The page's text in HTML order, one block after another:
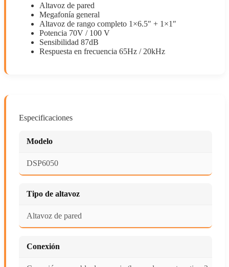
Altavoz de pared
Megafonía general
Altavoz de rango completo 1×6.5″ + 1×1″
Potencia 70V / 100 V
Sensibilidad 87dB
Respuesta en frecuencia 65Hz / 20kHz
Especificaciones
Modelo
DSP6050
Tipo de altavoz
Altavoz de pared
Conexión